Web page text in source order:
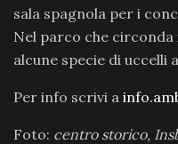
sala spagnola per i
Nel parco che
alcune specie di uccelli
Per info scrivi a
Foto: centro storico,